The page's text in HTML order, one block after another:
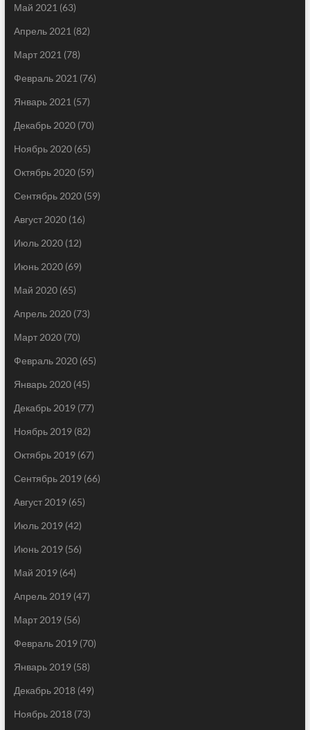
Май 2021 (63)
Апрель 2021 (82)
Март 2021 (78)
Февраль 2021 (76)
Январь 2021 (57)
Декабрь 2020(70)
Ноябрь 2020(65)
Октябрь 2020(59)
Сентябрь 2020(59)
Август 2020(16)
Июль 2020(12)
Июнь 2020(69)
Май 2020(65)
Апрель 2020(73)
Март 2020(70)
Февраль 2020(65)
Январь 2020(45)
Декабрь 2019(77)
Ноябрь 2019(82)
Октябрь 2019(67)
Сентябрь 2019(66)
Август 2019(65)
Июль 2019(42)
Июнь 2019(56)
Май 2019(64)
Апрель 2019(47)
Март 2019(56)
Февраль 2019(70)
Январь 2019(58)
Декабрь 2018(49)
Ноябрь 2018(73)